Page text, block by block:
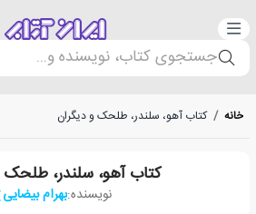
دسته‌بندی
جستجوی کتاب، نویسنده و...
خانه / کتاب آهو، سلندر، طلحک و دیگران
کتاب آهو، سلندر، طلحک
نویسنده:بهرام بیضایی